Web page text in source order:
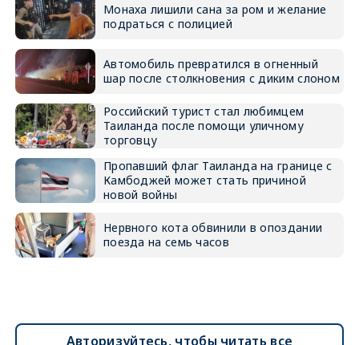
Монаха лишили сана за ром и желание
подраться с полицией
Автомобиль превратился в огненный
шар после столкновения с диким слоном
Российский турист стал любимцем
Таиланда после помощи уличному
торговцу
Пропавший флаг Таиланда на границе с
Камбоджей может стать причиной
новой войны
Нервного кота обвинили в опоздании
поезда на семь часов
Авторизуйтесь, чтобы читать все